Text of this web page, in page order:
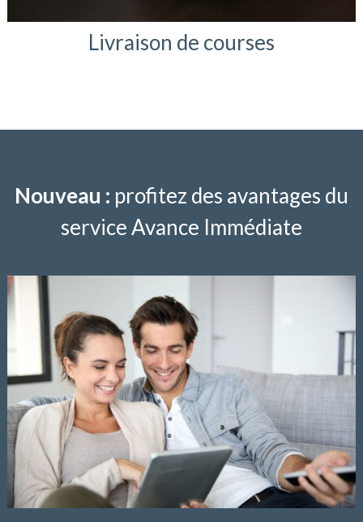
Livraison de courses
Nouveau : profitez des avantages du
service Avance Immédiate